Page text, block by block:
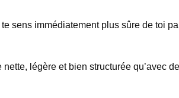
sens immédiatement plus sûre de toi
légère et bien structurée qu’avec